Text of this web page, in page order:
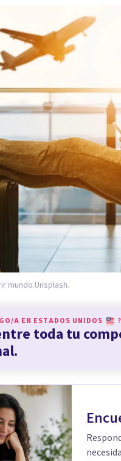
mundo.Unsplash.
A EN ESTADOS UNIDOS ?
toda tu